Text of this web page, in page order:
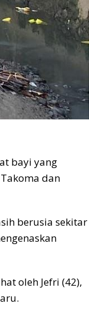
bayi yang
dan
berusia sekitar
oleh Jefri (42),